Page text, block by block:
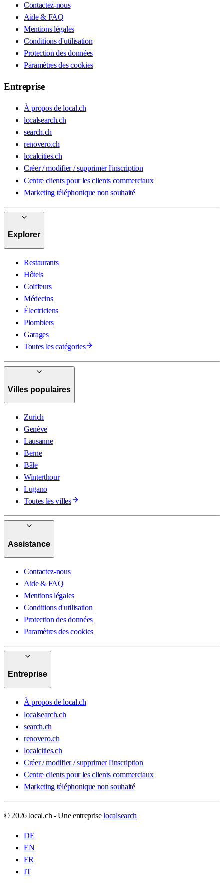
Contactez-nous
Aide & FAQ
Mentions légales
Conditions d'utilisation
Protection des données
Paramètres des cookies
Entreprise
À propos de local.ch
localsearch.ch
search.ch
renovero.ch
localcities.ch
Créer / modifier / supprimer l'inscription
Centre clients pour les clients commerciaux
Marketing téléphonique non souhaité
Explorer
Restaurants
Hôtels
Coiffeurs
Médecins
Électriciens
Plombiers
Garages
Toutes les catégories
Villes populaires
Zurich
Genève
Lausanne
Berne
Bâle
Winterthour
Lugano
Toutes les villes
Assistance
Contactez-nous
Aide & FAQ
Mentions légales
Conditions d'utilisation
Protection des données
Paramètres des cookies
Entreprise
À propos de local.ch
localsearch.ch
search.ch
renovero.ch
localcities.ch
Créer / modifier / supprimer l'inscription
Centre clients pour les clients commerciaux
Marketing téléphonique non souhaité
© 2026 local.ch - Une entrepriselocalsearch
DE
EN
FR
IT